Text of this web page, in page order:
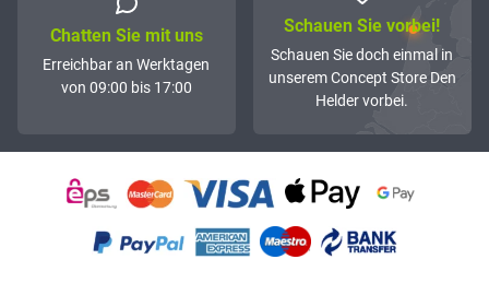
Chatten Sie mit uns
Erreichbar an Werktagen
von 09:00 bis 17:00
Schauen Sie vorbei!
Schauen Sie doch einmal in
unserem Concept Store Den
Helder vorbei.